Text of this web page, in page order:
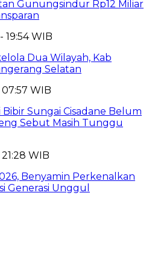
Gunungsindur Rp12 Miliar
19:54 WIB
Dua Wilayah, Kab
Selatan
WIB
Sungai Cisadane Belum
Sebut Masih Tunggu
WIB
Benyamin Perkenalkan
Generasi Unggul